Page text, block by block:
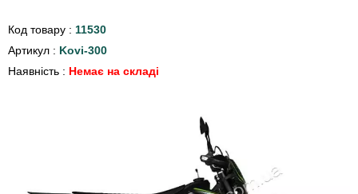
Код товару : 11530
Артикул : Kovi-300
Наявність : Немає на складі